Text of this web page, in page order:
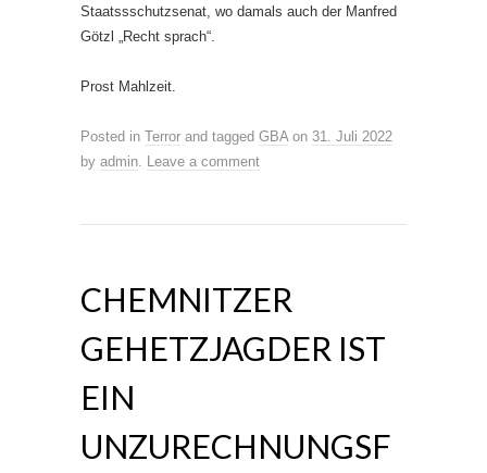
Staatssschutzsenat, wo damals auch der Manfred
Götzl „Recht sprach“.
Prost Mahlzeit.
Posted in Terror and tagged GBA on 31. Juli 2022
by admin Leave a comment
CHEMNITZER
GEHETZJAGDER IST
EIN
UNZURECHNUNGSF